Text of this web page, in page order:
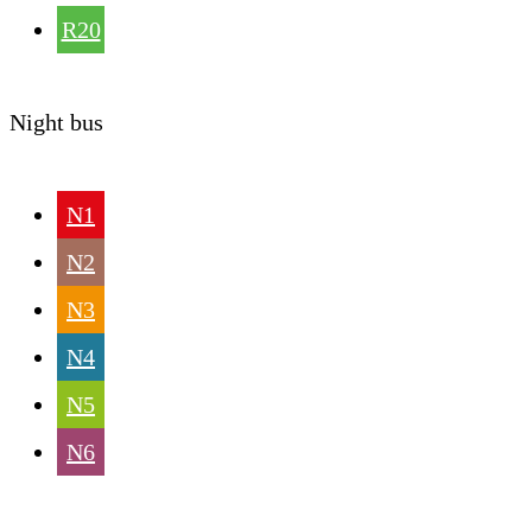
R20
Night bus
N1
N2
N3
N4
N5
N6